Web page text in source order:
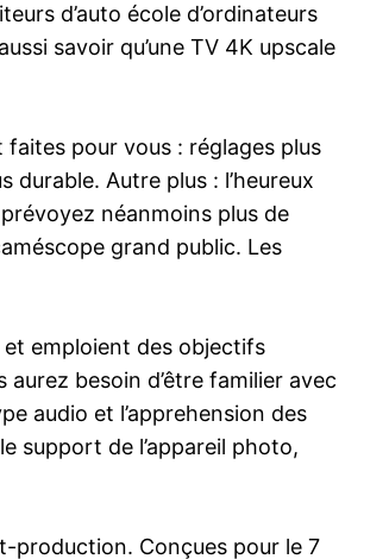
d’auto école d’ordinateurs
savoir qu’une TV 4K upscale
faites pour vous : réglages plus
Autre plus : l’heureux
néanmoins plus de
grand public. Les
et emploient des objectifs
besoin d’être familier avec
audio et l’apprehension des
support de l’appareil photo,
production. Conçues pour le 7